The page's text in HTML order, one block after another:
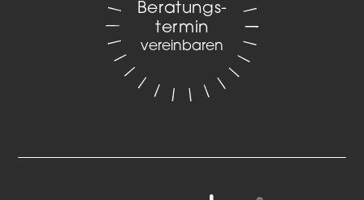
Beratungs­
termin
vereinbaren